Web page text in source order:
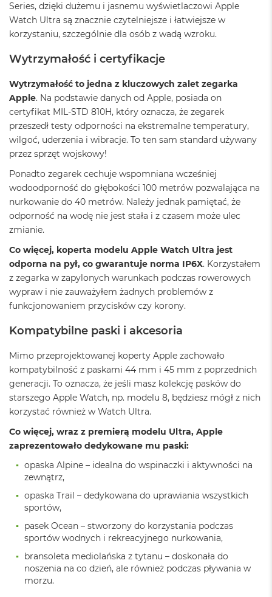
M
a
c
o
P
r
o
8
G
B
R
M
M
a
c
o
k
r
o
1
G
B
A
M
M
c
B
o
o
P
r
o
3
2
G
B
A
M
Series, dzięki dużemu i jasnemu wyświetlaczowi Apple
Watch Ultra są znacznie czytelniejsze i łatwiejsze w
korzystaniu, szczególnie dla osób z wadą wzroku.
Wytrzymałość i certyfikacje
Wytrzymałość to jedna z kluczowych zalet zegarka
Apple. Na podstawie danych od Apple, posiada on
certyfikat MIL-STD 810H, który oznacza, że zegarek
przeszedł testy odporności na ekstremalne temperatury,
wilgoć, uderzenia i wibracje. To ten sam standard używany
przez sprzęt wojskowy!
Ponadto zegarek cechuje wspomniana wcześniej
wodoodporność do głębokości 100 metrów pozwalająca na
nurkowanie do 40 metrów. Należy jednak pamiętać, że
odporność na wodę nie jest stała i z czasem może ulec
zmianie.
Co więcej, koperta modelu Apple Watch Ultra jest
odporna na pył, co gwarantuje norma IP6X. Korzystałem
z zegarka w zapylonych warunkach podczas rowerowych
wypraw i nie zauważyłem żadnych problemów z
funkcjonowaniem przycisków czy korony.
Kompatybilne paski i akcesoria
Mimo przeprojektowanej koperty Apple zachowało
kompatybilność z paskami 44 mm i 45 mm z poprzednich
generacji. To oznacza, że jeśli masz kolekcję pasków do
starszego Apple Watch, np. modelu 8, będziesz mógł z nich
korzystać również w Watch Ultra.
Co więcej, wraz z premierą modelu Ultra, Apple
zaprezentowało dedykowane mu paski:
opaska Alpine – idealna do wspinaczki i aktywności na
zewnątrz,
opaska Trail – dedykowana do uprawiania wszystkich
sportów,
pasek Ocean – stworzony do korzystania podczas
sportów wodnych i rekreacyjnego nurkowania,
bransoleta mediolańska z tytanu – doskonała do
noszenia na co dzień, ale również podczas pływania w
morzu.